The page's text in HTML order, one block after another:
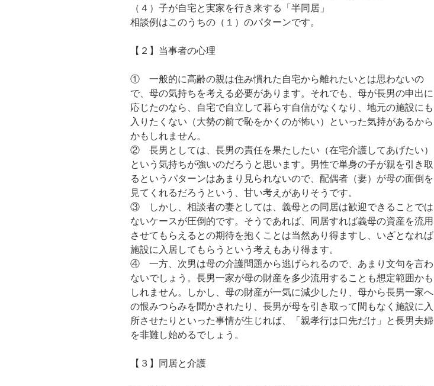
（４）子が自宅と実家を行き来する「半同居」
相談例はこのうちの（１）のパターンです。
【２】当事者の心理
① 一般的に高齢の親は住み慣れた自宅から離れたいとは思わないの
で、母の気持ちを考える必要があります。それでも、母が長男の申出に
応じたのなら、自宅で自立して暮らす自信がなくなり、地元の施設にも
入りたくない（大勢の前で恥をかくのが怖い）といった気持があるから
かもしれません。
② 長男としては、長男の責任を果たしたい（在宅介護してあげたい）
という気持ちが強いのだろうと思います。男性で単身の子が親を引き取
るというパターンはあまり見られないので、配偶者（妻）が母の面倒を
見てくれるだろうという、甘い考えがありそうです。
③ しかし、相談者の妻としては、義母との同居は歓迎できることでは
ないケースが圧倒的です。そうであれば、同居すれば義母の資産を流用
させてもらえるとの期待を抱くことは当然あり得ますし、いざとなれば
施設に入居してもらうという考えもあり得ます。
④ 一方、次男は母の介護問題から逃げられるので、あまり文句を言わ
ないでしょう。長男一家が母の財産を多少流用することも想定範囲かも
しれません。しかし、母の財産が一気に減少したり、母から長男一家へ
の恨みつらみを聞かされたり、長男が母を引き取って間もなく施設に入
所させたりといった事情が生じれば、「親孝行は口先だけ」と長男夫婦
を非難し始めるでしょう。
【３】同居と介護